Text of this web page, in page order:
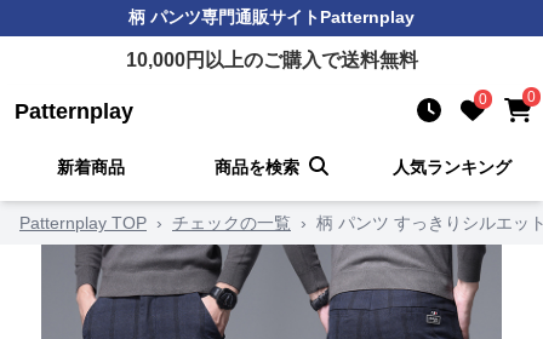
柄 パンツ専門通販サイトPatternplay
10,000円以上のご購入で送料無料
Patternplay 0 0
新着商品 商品を検索 人気ランキング
Patternplay TOP › チェックの一覧 › 柄 パンツ すっきりシルエッ